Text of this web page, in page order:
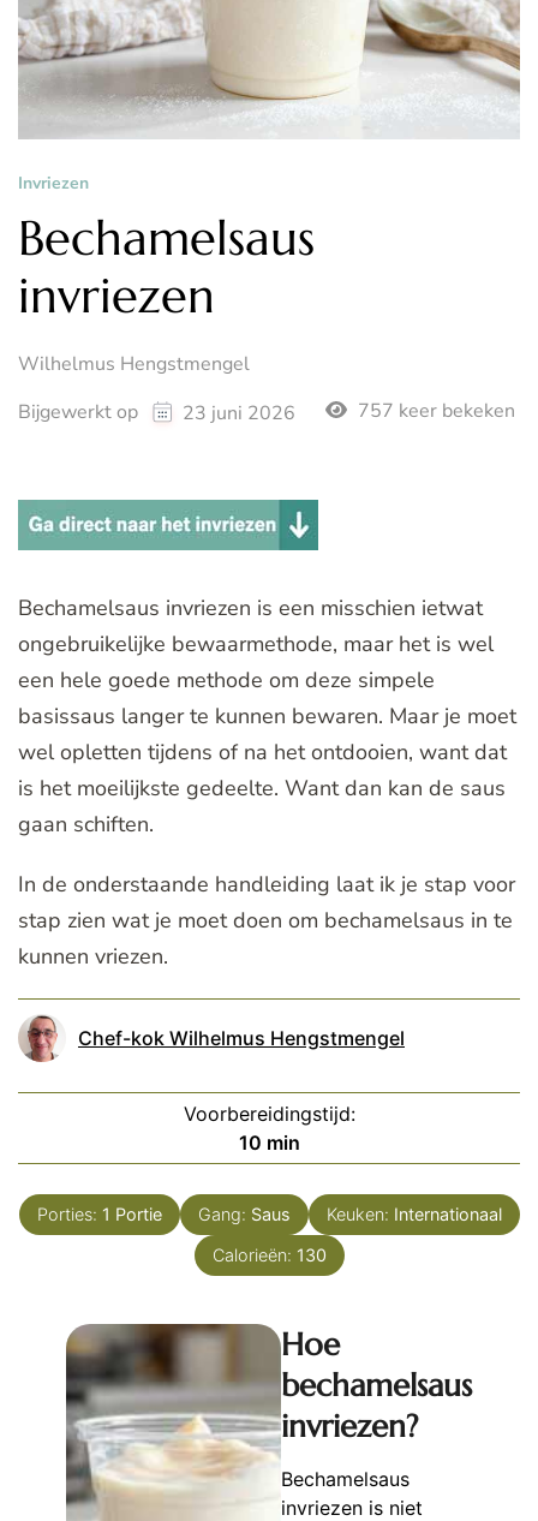
Invriezen
Bechamelsaus
invriezen
Wilhelmus Hengstmengel
Bijgewerkt op
23 juni 2026 757 keer bekeken
Bechamelsaus invriezen is een misschien ietwat
ongebruikelijke bewaarmethode, maar het is wel
een hele goede methode om deze simpele
basissaus langer te kunnen bewaren. Maar je moet
wel opletten tijdens of na het ontdooien, want dat
is het moeilijkste gedeelte. Want dan kan de saus
gaan schiften.
In de onderstaande handleiding laat ik je stap voor
stap zien wat je moet doen om bechamelsaus in te
kunnen vriezen.
Chef-kok Wilhelmus Hengstmengel
Voorbereidingstijd:
10minuten
min
Porties: 1 Portie Gang: Saus Keuken: Internationaal
Calorieën: 130
Hoe
bechamelsaus
invriezen?
Bechamelsaus
invriezen is niet